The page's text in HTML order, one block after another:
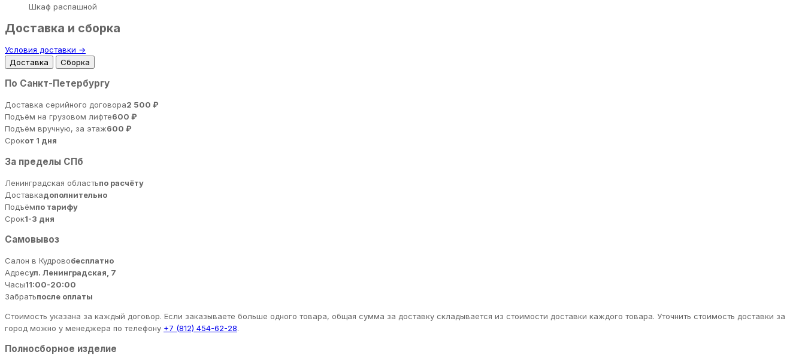
Шкаф распашной
Доставка и сборка
Условия доставки →
Доставка
Сборка
По Санкт-Петербургу
Доставка серийного договора2 500 ₽
Подъём на грузовом лифте600 ₽
Подъём вручную, за этаж600 ₽
Срокот 1 дня
За пределы СПб
Ленинградская областьпо расчёту
Доставкадополнительно
Подъёмпо тарифу
Срок1-3 дня
Самовывоз
Салон в Кудровобесплатно
Адресул. Ленинградская, 7
Часы11:00-20:00
Забратьпосле оплаты
Стоимость указана за каждый договор. Если заказываете больше одного товара, общая сумма за доставку складывается из стоимости доставки каждого товара. Уточнить стоимость доставки за
город можно у менеджера по телефону +7 (812) 454-62-28.
Полносборное изделие